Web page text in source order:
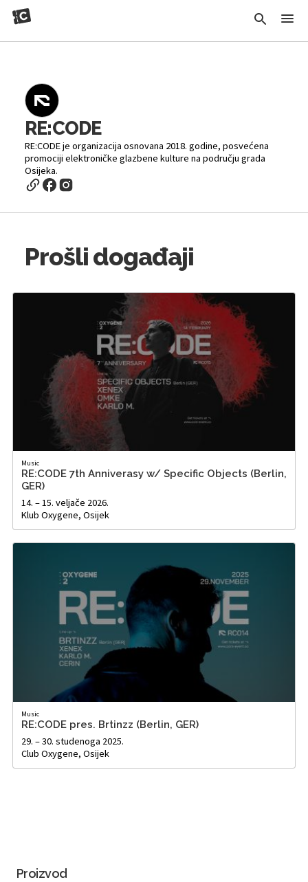
RE:CODE
RE:CODE je organizacija osnovana 2018. godine, posvećena
promociji elektroničke glazbene kulture na području grada
Osijeka.
Prošli događaji
Music
RE:CODE 7th Anniverasy w/ Specific Objects (Berlin,
GER)
14. – 15. veljače 2026.
Klub Oxygene, Osijek
Music
RE:CODE pres. Brtinzz (Berlin, GER)
29. – 30. studenoga 2025.
Club Oxygene, Osijek
Proizvod